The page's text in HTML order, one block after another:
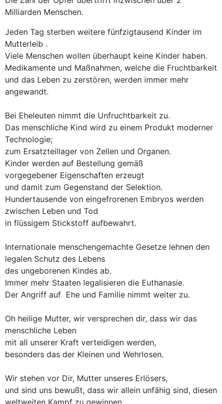
Milliarden Menschen.
Jeden Tag sterben weitere fünfzigtausend Kinder im
Mutterleib .
Viele Menschen wollen überhaupt keine Kinder haben.
Medikamente und Maßnahmen, welche die Fruchtbarkeit
und das Leben zu zerstören, werden immer mehr
angewandt.
Bei Eheleuten nimmt die Unfruchtbarkeit zu.
Das menschliche Kind wird zu einem Produkt moderner
Technologie;
zum Ersatzteillager von Zellen und Organen.
Kinder werden auf Bestellung gemäß
vorgegebener Eigenschaften erzeugt
und damit zum Gegenstand der Selektion.
Hundertausende von eingefrorenen Embryos werden
zwischen Leben und Tod
in flüssigem Stickstoff aufbewahrt.
Internationale menschengemachte Gesetze lehnen den
legalen Schutz des Lebens
des ungeborenen Kindes ab.
Immer mehr Staaten legalisieren die Euthanasie.
Der Angriff auf Ehe und Familie nimmt weiter zu.
Oh heilige Mutter, wir versprechen dir, dass wir das
menschliche Leben
mit all unserer Kraft verteidigen werden,
besonders das der Kleinen und Wehrlosen.
Wir stehen vor Dir, Mutter unseres Erlösers,
und sind uns bewußt, dass wir allein unfähig sind, diesen
weltweiten Kampf zu gewinnen.